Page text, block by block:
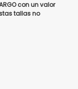
con un valor
tallas no